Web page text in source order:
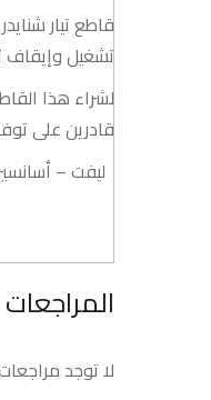
تشغيل وإيقاف
لشراء هذا
قادرين على
ليفت–
المراجعات
لا توجد